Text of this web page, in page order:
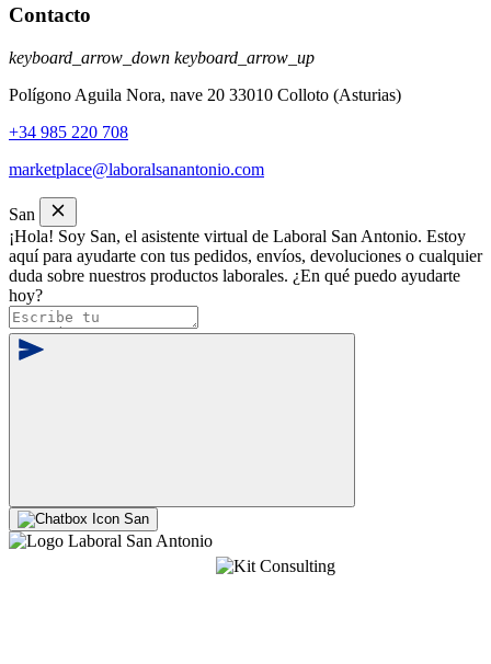
Contacto
keyboard_arrow_down keyboard_arrow_up
Polígono Aguila Nora, nave 20 33010 Colloto (Asturias)
+34 985 220 708
marketplace@laboralsanantonio.com
San
¡Hola! Soy San, el asistente virtual de Laboral San Antonio. Estoy
aquí para ayudarte con tus pedidos, envíos, devoluciones o cualquier
duda sobre nuestros productos laborales. ¿En qué puedo ayudarte
hoy?
San